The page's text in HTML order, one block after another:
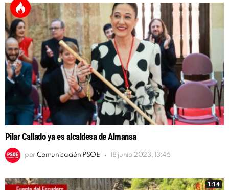
Pilar Callado ya es alcaldesa de Almansa
por Comunicación PSOE 18 junio 2023, 13:46
1:14